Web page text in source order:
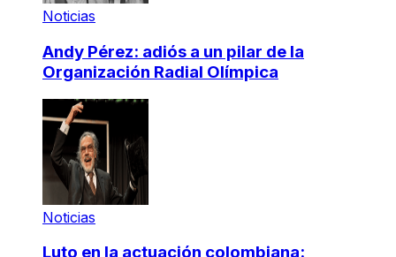
Noticias
Andy Pérez: adiós a un pilar de la
Organización Radial Olímpica
Noticias
Luto en la actuación colombiana: